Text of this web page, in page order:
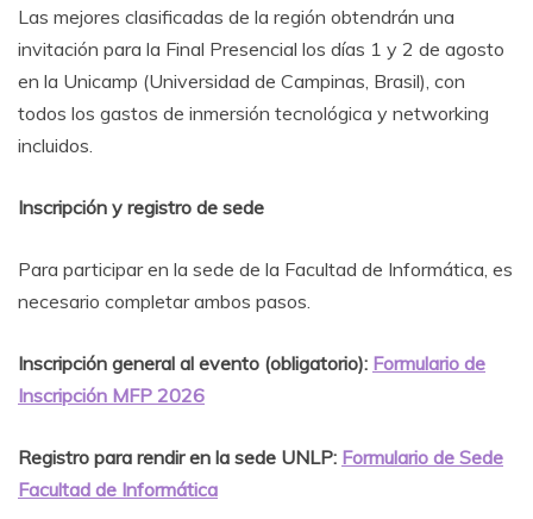
Las mejores clasificadas de la región obtendrán una
invitación para la Final Presencial los días 1 y 2 de agosto
en la Unicamp (Universidad de Campinas, Brasil), con
todos los gastos de inmersión tecnológica y networking
incluidos.
Inscripción y registro de sede
Para participar en la sede de la Facultad de Informática, es
necesario completar ambos pasos.
Inscripción general al evento (obligatorio): Formulario de
Inscripción MFP 2026
Registro para rendir en la sede UNLP: Formulario de Sede
Facultad de Informática